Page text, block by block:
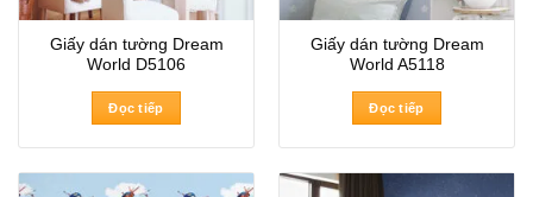
Giấy dán tường Dream
World D5106
Đọc tiếp
Giấy dán tường Dream
World A5118
Đọc tiếp